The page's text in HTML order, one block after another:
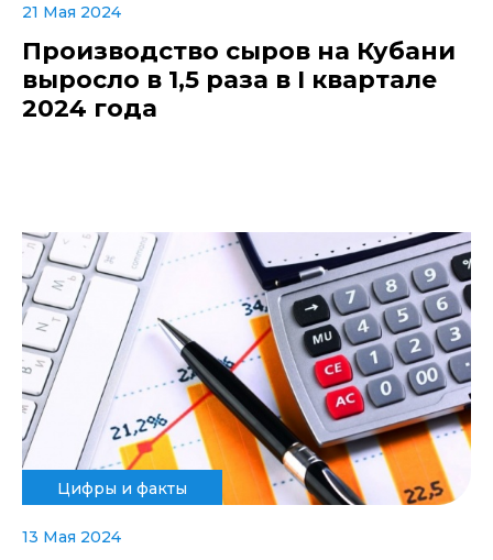
21 Мая 2024
Производство сыров на Кубани
выросло в 1,5 раза в I квартале
2024 года
Цифры и факты
13 Мая 2024